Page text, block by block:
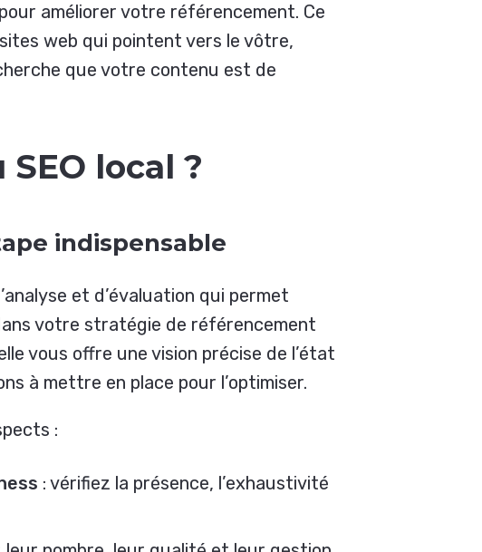
améliorer votre référencement. Ce
web qui pointent vers le vôtre,
que votre contenu est de
local ?
indispensable
et d’évaluation qui permet
votre stratégie de référencement
vous offre une vision précise de l’état
à mettre en place pour l’optimiser.
:
: vérifiez la présence, l’exhaustivité